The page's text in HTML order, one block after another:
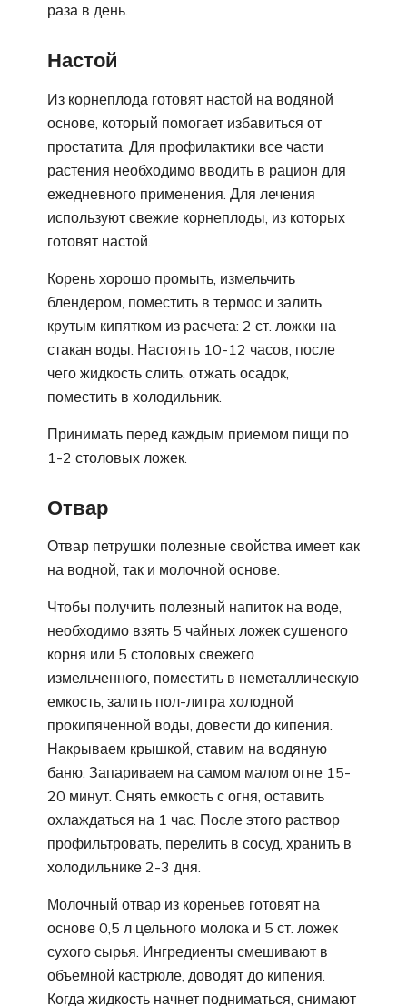
раза в день.
Настой
Из корнеплода готовят настой на водяной
основе, который помогает избавиться от
простатита. Для профилактики все части
растения необходимо вводить в рацион для
ежедневного применения. Для лечения
используют свежие корнеплоды, из которых
готовят настой.
Корень хорошо промыть, измельчить
блендером, поместить в термос и залить
крутым кипятком из расчета: 2 ст. ложки на
стакан воды. Настоять 10-12 часов, после
чего жидкость слить, отжать осадок,
поместить в холодильник.
Принимать перед каждым приемом пищи по
1-2 столовых ложек.
Отвар
Отвар петрушки полезные свойства имеет как
на водной, так и молочной основе.
Чтобы получить полезный напиток на воде,
необходимо взять 5 чайных ложек сушеного
корня или 5 столовых свежего
измельченного, поместить в неметаллическую
емкость, залить пол-литра холодной
прокипяченной воды, довести до кипения.
Накрываем крышкой, ставим на водяную
баню. Запариваем на самом малом огне 15-
20 минут. Снять емкость с огня, оставить
охлаждаться на 1 час. После этого раствор
профильтровать, перелить в сосуд, хранить в
холодильнике 2-3 дня.
Молочный отвар из кореньев готовят на
основе 0,5 л цельного молока и 5 ст. ложек
сухого сырья. Ингредиенты смешивают в
объемной кастрюле, доводят до кипения.
Когда жидкость начнет подниматься, снимают